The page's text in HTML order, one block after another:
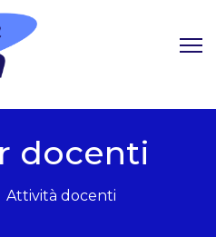
docenti
Attività docenti